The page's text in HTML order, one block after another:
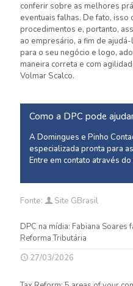
conferir sobre as melhores
eventuais falhas. De fato, isso
procedimentos e, portanto,
ao empresário, a fim de
para o seu negócio e logo,
maneira correta e com
Volmar Scalco.
Como a DPC pode
A Domingues e Pinho
especializada pronta para
Entre em contato através
Fonte: Site GBrasil
DPC na mídia: Fabiana Soares
Reforma Tributária
27/03/2026